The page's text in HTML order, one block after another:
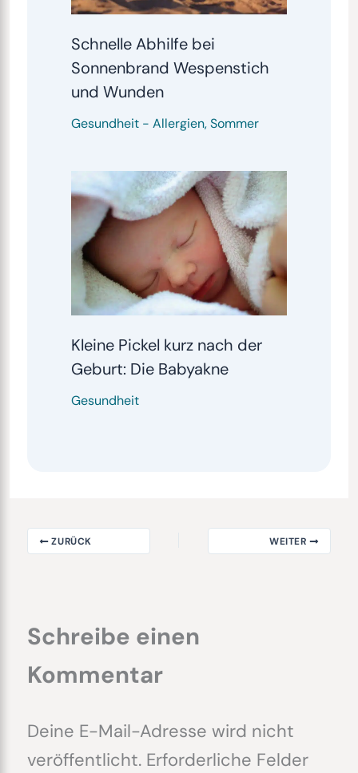
Schnelle Abhilfe bei
Sonnenbrand Wespenstich
und Wunden
Gesundheit- Allergien,Sommer
Kleine Pickel kurz nach der
Geburt: Die Babyakne
Gesundheit
ZURÜCK WEITER
Schreibe einen
Kommentar
Deine E-Mail-Adresse wird nicht
veröffentlicht. Erforderliche Felder